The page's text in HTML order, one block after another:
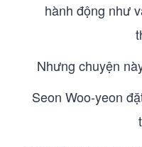
hành động như
Nhưng chuyện
Seon Woo-yeon